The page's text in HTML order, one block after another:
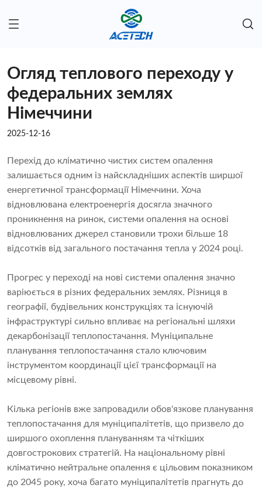
Огляд теплового переходу у
федеральних землях
Німеччини
2025-12-16
Перехід до кліматично чистих систем опалення
залишається одним із найскладніших аспектів ширшої
енергетичної трансформації Німеччини. Хоча
відновлювана електроенергія досягла значного
проникнення на ринок, системи опалення на основі
відновлюваних джерел становили трохи більше 18
відсотків від загального постачання тепла у 2024 році.
Прогрес у переході на нові системи опалення значно
варіюється в різних федеральних землях. Різниця в
географії, будівельних конструкціях та існуючій
інфраструктурі сильно впливає на регіональні шляхи
декарбонізації теплопостачання. Муніципальне
планування теплопостачання стало ключовим
інструментом координації цієї трансформації на
місцевому рівні.
Кілька регіонів вже запровадили обов'язкове планування
теплопостачання для муніципалітетів, що призвело до
ширшого охоплення плануванням та чіткіших
довгострокових стратегій. На національному рівні
кліматично нейтральне опалення є цільовим показником
до 2045 року, хоча багато муніципалітетів прагнуть до